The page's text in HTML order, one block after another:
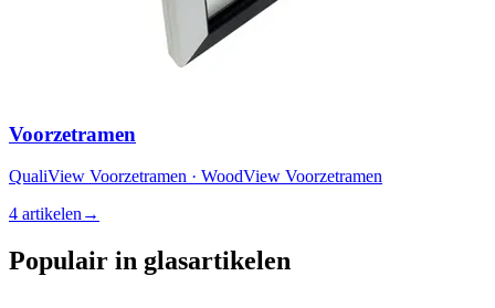
Voorzetramen
QualiView Voorzetramen · WoodView Voorzetramen
4 artikelen →
Populair in glasartikelen